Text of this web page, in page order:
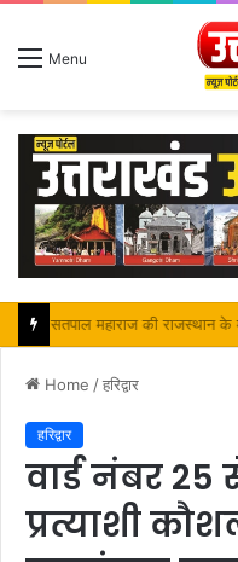
Menu
Home /हरिद्वार
हरिद्वार
वार्ड नंबर 25
प्रत्याशी